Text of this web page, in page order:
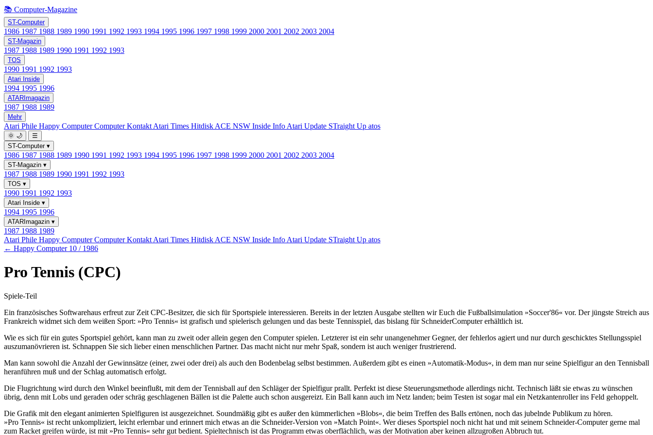
📚 Computer-Magazine
ST-Computer
1986 1987 1988 1989 1990 1991 1992 1993 1994 1995 1996 1997 1998 1999 2000 2001 2002 2003 2004
ST-Magazin
1987 1988 1989 1990 1991 1992 1993
TOS
1990 1991 1992 1993
Atari Inside
1994 1995 1996
ATARImagazin
1987 1988 1989
Mehr
Atari Phile Happy ComputerComputer Kontakt Atari Times Hitdisk ACE NSW Inside Info Atari Update STraight Up atos
🌞 🌙
☰
ST-Computer ▾
1986 1987 1988 1989 1990 1991 1992 1993 1994 1995 1996 1997 1998 1999 2000 2001 2002 2003 2004
ST-Magazin ▾
1987 1988 1989 1990 1991 1992 1993
TOS ▾
1990 1991 1992 1993
Atari Inside ▾
1994 1995 1996
ATARImagazin ▾
1987 1988 1989
Atari Phile Happy ComputerComputer Kontakt Atari Times Hitdisk ACE NSW Inside Info Atari Update STraight Up atos
← Happy Computer 10 / 1986
Pro Tennis (CPC)
Spiele-Teil
Ein französisches Softwarehaus erfreut zur Zeit CPC-Besitzer, die sich für Sportspiele interessieren. Bereits in der letzten Ausgabe stellten wir Euch die Fußballsimulation »Soccer'86« vor. Der jüngste Streich aus
Frankreich widmet sich dem weißen Sport: »Pro Tennis« ist grafisch und spielerisch gelungen und das beste Tennisspiel, das bislang für SchneiderComputer erhältlich ist.
Wie es sich für ein gutes Sportspiel gehört, kann man zu zweit oder allein gegen den Computer spielen. Letzterer ist ein sehr unangenehmer Gegner, der fehlerlos agiert und nur durch geschicktes Stellungsspiel
auszumanövrieren ist. Schnappen Sie sich lieber einen menschlichen Partner. Das macht nicht nur mehr Spaß, sondern ist auch weniger frustrierend.
Man kann sowohl die Anzahl der Gewinnsätze (einer, zwei oder drei) als auch den Bodenbelag selbst bestimmen. Außerdem gibt es einen »Automatik-Modus«, in dem man nur seine Spielfigur an den Tennisball
heranführen muß und der Schlag automatisch erfolgt.
Die Flugrichtung wird durch den Winkel beeinflußt, mit dem der Tennisball auf den Schläger der Spielfigur prallt. Perfekt ist diese Steuerungsmethode allerdings nicht. Technisch läßt sie etwas zu wünschen
übrig, denn mit Lobs und geraden oder schräg geschlagenen Bällen ist die Palette auch schon ausgereizt. Ein Ball kann auch im Netz landen; beim Testen ist sogar mal ein Netzkantenroller ins Feld gehoppelt.
Die Grafik mit den elegant animierten Spielfiguren ist ausgezeichnet. Soundmäßig gibt es außer den kümmerlichen »Blobs«, die beim Treffen des Balls ertönen, noch das jubelnde Publikum zu hören.
»Pro Tennis« ist recht unkompliziert, leicht erlernbar und erinnert mich etwas an die Schneider-Version von »Match Point«. Wer dieses Sportspiel noch nicht hat und mit seinem Schneider-Computer gerne mal
zum Racket greifen würde, ist mit »Pro Tennis« sehr gut bedient. Spieltechnisch ist das Programm etwas oberflächlich, was der Motivation aber keinen allzugroßen Abbruch tut.